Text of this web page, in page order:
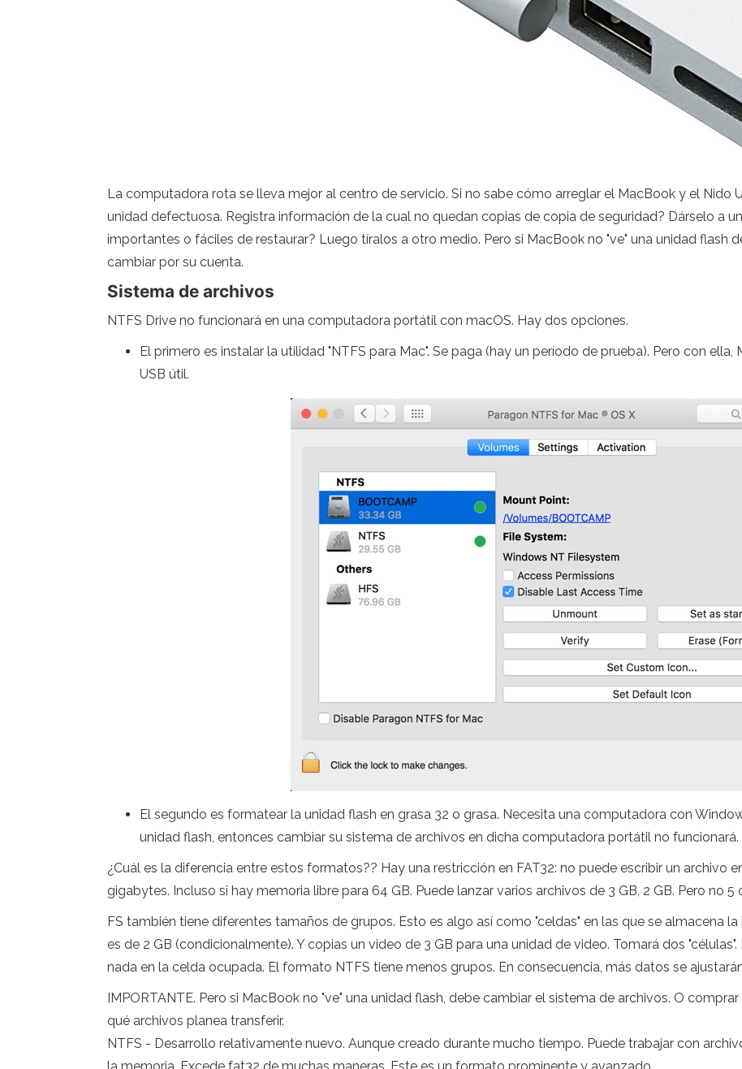
La computadora rota se lleva mejor al centro de servicio. Si no sabe cómo arreglar el MacBook y el Nido
unidad defectuosa. Registra información de la cual no quedan copias de copia de seguridad? Dárselo a
importantes o fáciles de restaurar? Luego tíralos a otro medio. Pero si MacBook no "ve" una unidad flash
cambiar por su cuenta.
Sistema de archivos
NTFS Drive no funcionará en una computadora portátil con macOS. Hay dos opciones.
El primero es instalar la utilidad "NTFS para Mac". Se paga (hay un período de prueba). Pero con
USB útil.
El segundo es formatear la unidad flash en grasa 32 o grasa. Necesita una computadora con
unidad flash, entonces cambiar su sistema de archivos en dicha computadora portátil no funcionará.
¿Cuál es la diferencia entre estos formatos?? Hay una restricción en FAT32: no puede escribir un archivo
gigabytes. Incluso si hay memoria libre para 64 GB. Puede lanzar varios archivos de 3 GB, 2 GB. Pero no 5
FS también tiene diferentes tamaños de grupos. Esto es algo así como "celdas" en las que se almacena
es de 2 GB (condicionalmente). Y copias un video de 3 GB para una unidad de video. Tomará dos
nada en la celda ocupada. El formato NTFS tiene menos grupos. En consecuencia, más datos se
IMPORTANTE. Pero si MacBook no "ve" una unidad flash, debe cambiar el sistema de archivos. O
qué archivos planea transferir.
NTFS - Desarrollo relativamente nuevo. Aunque creado durante mucho tiempo. Puede trabajar con